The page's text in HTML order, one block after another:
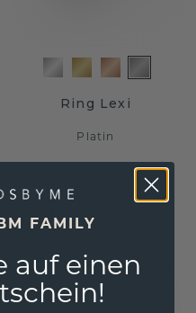
Ring Lexi
Platin
532,- € 665,- €
FAMILY
auf einen